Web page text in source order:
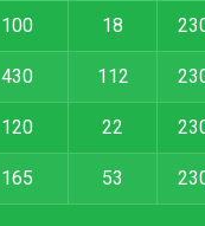
100 18
430 112
120 22
165 53